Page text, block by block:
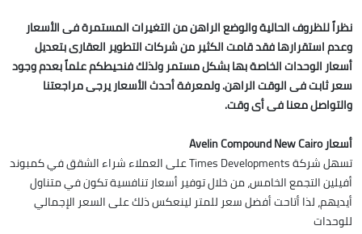
نظراً للظروف الحالية والوضع الراهن من التغيرات المستمرة فى الأسعار
وعدم استقرارها فقد قامت الكثير من شركات التطوير العقارى بتعديل
أسعار الوحدات الخاصة بها بشكل مستمر ولذلك فنحيطكم علماً بعدم وجود
سعر ثابت فى الوقت الراهن. ولمعرفة أحدث الأسعار يرجى مراجعتنا
والتواصل معنا فى أى وقت.
أسعار Avelin Compound New Cairo
تسهل شركة Times Developments على العملاء شراء الشقق في كمبوند
أفيلين التجمع الخامس، من خلال توفير أسعار تنافسية تكون في متناول
أيديهم، لذا أتاحت أفضل سعر للمتر لينعكس ذلك على السعر الإجمالي
للوحدات